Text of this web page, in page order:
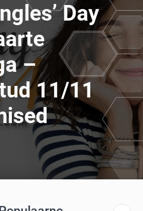
Day
–
11/11